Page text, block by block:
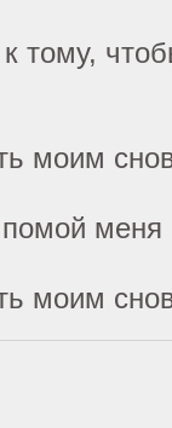
к тому,
моим
моим